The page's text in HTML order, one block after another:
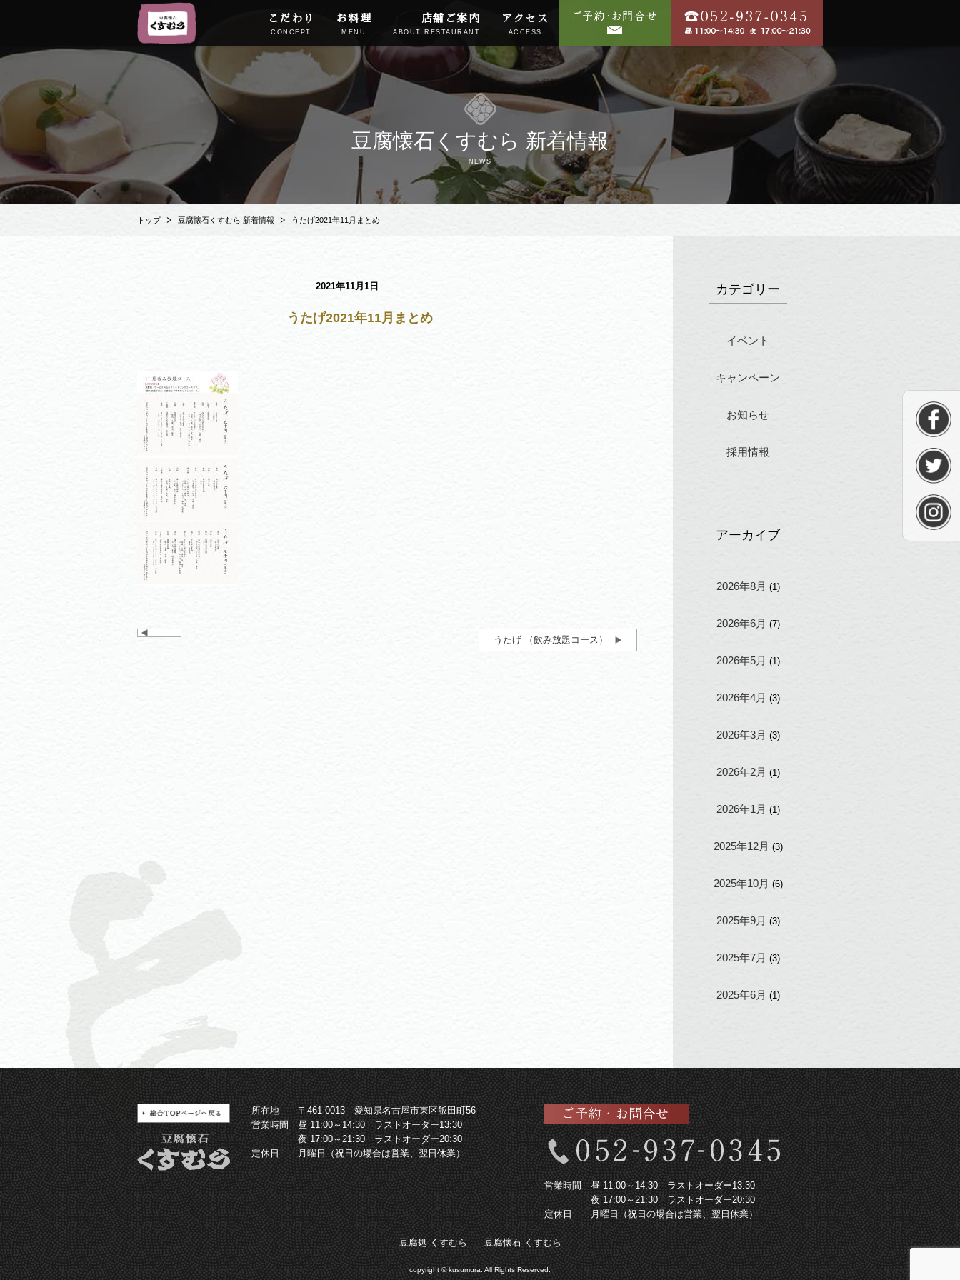
こだわり
CONCEPT
お料理
MENU
店舗ご案内
ABOUT RESTAURANT
アクセス
ACCESS
豆腐懐石くすむら 新着情報
NEWS
トップ 豆腐懐石くすむら 新着情報 うたげ2021年11月まとめ
2021年11月1日
うたげ2021年11月まとめ
うたげ （飲み放題コース）
カテゴリー
イベント
キャンペーン
お知らせ
採用情報
アーカイブ
2026年8月 (1)
2026年6月 (7)
2026年5月 (1)
2026年4月 (3)
2026年3月 (3)
2026年2月 (1)
2026年1月 (1)
2025年12月 (3)
2025年10月 (6)
2025年9月 (3)
2025年7月 (3)
2025年6月 (1)
所在地
〒461-0013 愛知県名古屋市東区飯田町56
営業時間
昼 11:00～14:30 ラストオーダー13:30
夜 17:00～21:30 ラストオーダー20:30
定休日
月曜日（祝日の場合は営業、翌日休業）
営業時間
昼 11:00～14:30 ラストオーダー13:30
夜 17:00～21:30 ラストオーダー20:30
定休日
月曜日（祝日の場合は営業、翌日休業）
豆腐処 くすむら 豆腐懐石 くすむら
copyright © kusumura. All Rights Reserved.